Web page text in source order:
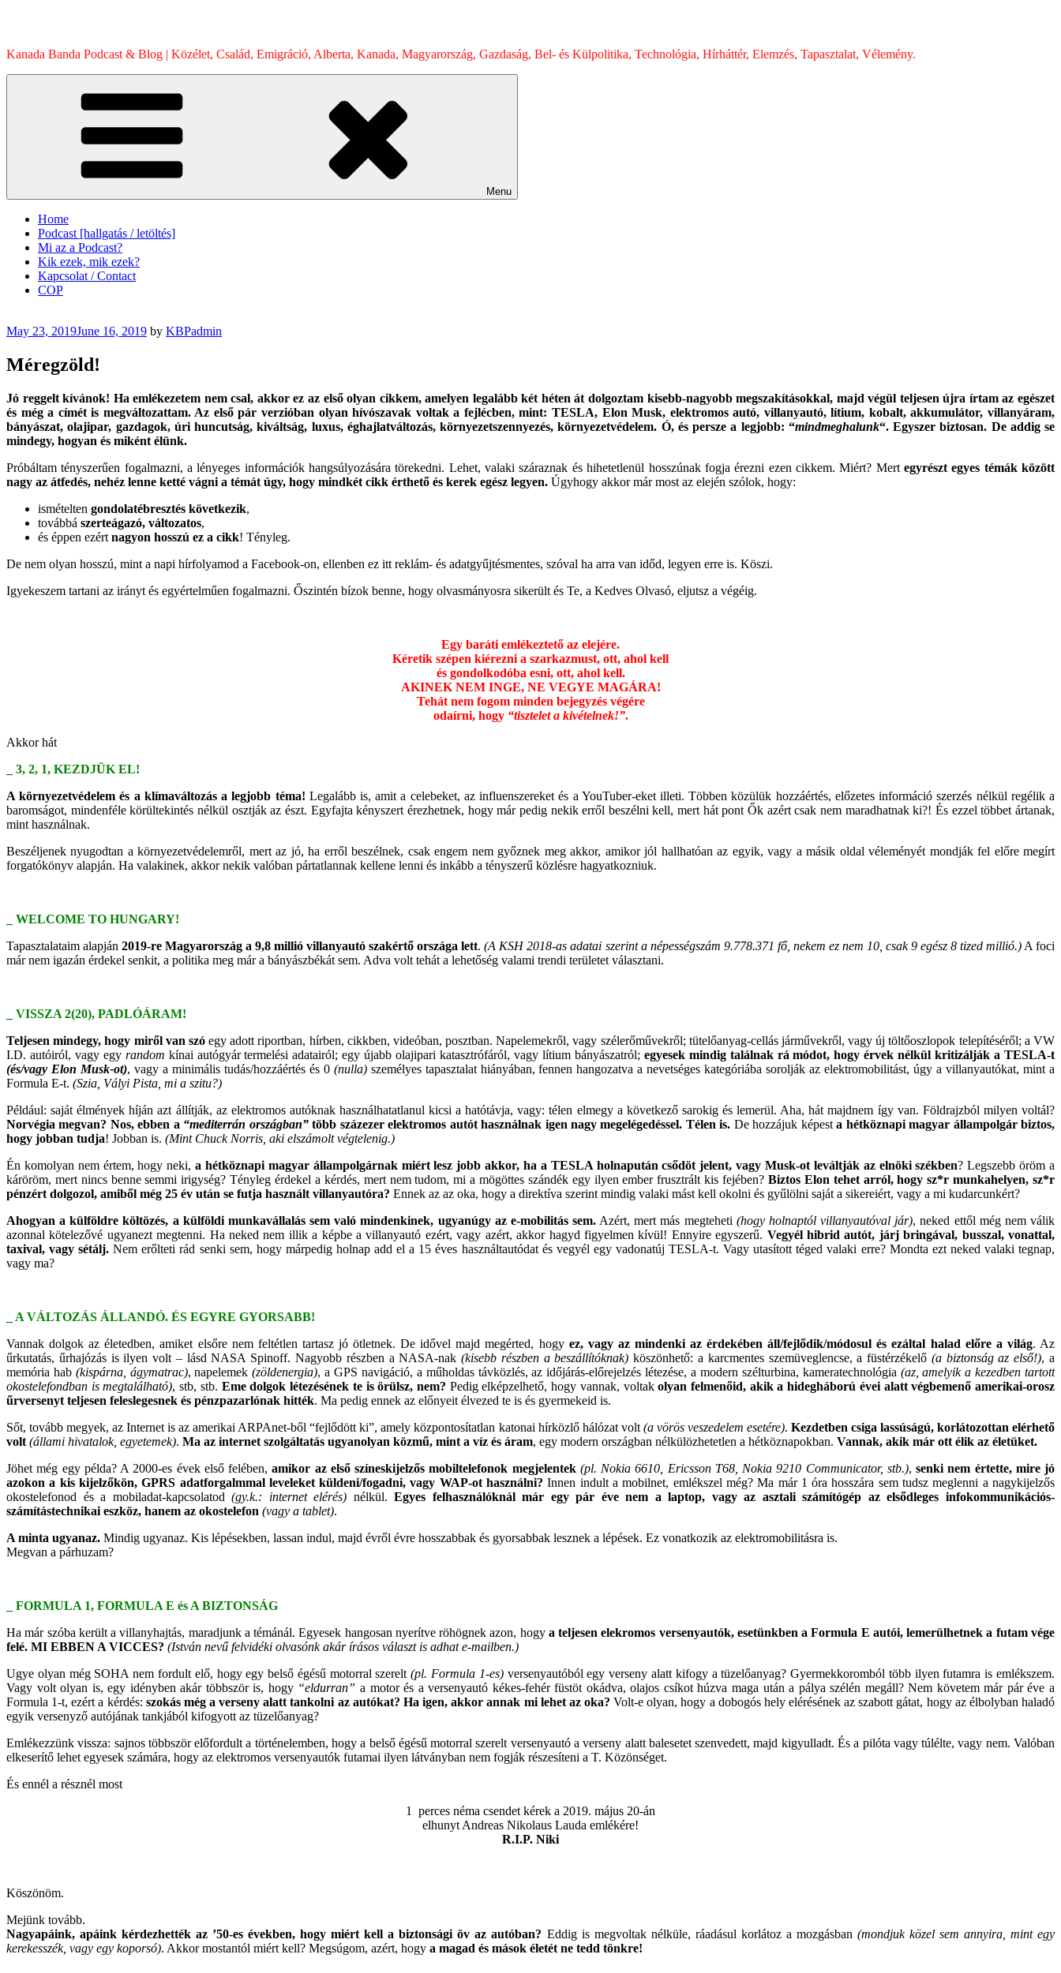
Kanada Banda Podcast & Blog | Közélet, Család, Emigráció, Alberta, Kanada, Magyarország, Gazdaság, Bel- és Külpolitika, Technológia, Hírháttér, Elemzés, Tapasztalat, Vélemény.
Menu
Home
Podcast [hallgatás / letöltés]
Mi az a Podcast?
Kik ezek, mik ezek?
Kapcsolat / Contact
COP
Posted
May 23, 2019June 16, 2019 by KBPadmin
Méregzöld!
Jó reggelt kívánok! Ha emlékezetem nem csal, akkor ez az első olyan cikkem, amelyen legalább két héten át dolgoztam kisebb-nagyobb megszakításokkal, majd végül teljesen újra írtam az egészet
és még a címét is megváltozattam. Az első pár verzióban olyan hívószavak voltak a fejlécben, mint: TESLA, Elon Musk, elektromos autó, villanyautó, lítium, kobalt, akkumulátor, villanyáram,
bányászat, olajipar, gazdagok, úri huncutság, kiváltság, luxus, éghajlatváltozás, környezetszennyezés, környezetvédelem. Ó, és persze a legjobb: “mindmeghalunk“. Egyszer biztosan. De addig se
mindegy, hogyan és miként élünk.
Próbáltam tényszerűen fogalmazni, a lényeges információk hangsúlyozására törekedni. Lehet, valaki száraznak és hihetetlenül hosszúnak fogja érezni ezen cikkem. Miért? Mert egyrészt egyes témák között
nagy az átfedés, nehéz lenne ketté vágni a témát úgy, hogy mindkét cikk érthető és kerek egész legyen. Úgyhogy akkor már most az elején szólok, hogy:
ismételten gondolatébresztés következik,
továbbá szerteágazó, változatos,
és éppen ezért nagyon hosszú ez a cikk! Tényleg.
De nem olyan hosszú, mint a napi hírfolyamod a Facebook-on, ellenben ez itt reklám- és adatgyűjtésmentes, szóval ha arra van időd, legyen erre is. Köszi.
Igyekeszem tartani az irányt és egyértelműen fogalmazni. Őszintén bízok benne, hogy olvasmányosra sikerült és Te, a Kedves Olvasó, eljutsz a végéig.
Egy baráti emlékeztető az elejére.
Kéretik szépen kiérezni a szarkazmust, ott, ahol kell
és gondolkodóba esni, ott, ahol kell.
AKINEK NEM INGE, NE VEGYE MAGÁRA!
Tehát nem fogom minden bejegyzés végére
odaírni, hogy “tisztelet a kivételnek!”.
Akkor hát
_ 3, 2, 1, KEZDJÜK EL!
A környezetvédelem és a klímaváltozás a legjobb téma! Legalább is, amit a celebeket, az influenszereket és a YouTuber-eket illeti. Többen közülük hozzáértés, előzetes információ szerzés nélkül regélik a
baromságot, mindenféle körültekintés nélkül osztják az észt. Egyfajta kényszert érezhetnek, hogy már pedig nekik erről beszélni kell, mert hát pont Ők azért csak nem maradhatnak ki?! És ezzel többet ártanak,
mint használnak.
Beszéljenek nyugodtan a környezetvédelemről, mert az jó, ha erről beszélnek, csak engem nem győznek meg akkor, amikor jól hallhatóan az egyik, vagy a másik oldal véleményét mondják fel előre megírt
forgatókönyv alapján. Ha valakinek, akkor nekik valóban pártatlannak kellene lenni és inkább a tényszerű közlésre hagyatkozniuk.
_ WELCOME TO HUNGARY!
Tapasztalataim alapján2019-re Magyarország a 9,8 millió villanyautó szakértő országa lett.(A KSH 2018-as adatai szerint a népességszám 9.778.371 fő, nekem ez nem 10, csak 9 egész 8 tized millió.)A foci
már nem igazán érdekel senkit, a politika meg már a bányászbékát sem. Adva volt tehát a lehetőség valami trendi területet választani.
_ VISSZA 2(20), PADLÓÁRAM!
Teljesen mindegy, hogy miről van szóegy adott riportban, hírben, cikkben, videóban, posztban. Napelemekről, vagy szélerőművekről; tütelőanyag-cellás járművekről, vagy új töltőoszlopok telepítéséről; a VW
I.D. autóiról, vagy egy random kínai autógyár termelési adatairól; egy újabb olajipari katasztrófáról, vagy lítium bányászatról; egyesek mindig találnak rá módot, hogy érvek nélkül kritizálják a TESLA-t
(és/vagy Elon Musk-ot), vagy a minimális tudás/hozzáértés és 0 (nulla)személyes tapasztalat hiányában, fennen hangozatva a nevetséges kategóriába sorolják az elektromobilitást, úgy a villanyautókat, mint a
Formula E-t. (Szia, Vályi Pista, mi a szitu?)
Például: saját élmények híján azt állítják, az elektromos autóknak használhatatlanul kicsi a hatótávja, vagy: télen elmegy a következő sarokig és lemerül. Aha, hát majdnem így van. Földrajzból milyen voltál?
Norvégia megvan? Nos, ebben a “mediterrán országban”több százezer elektromos autót használnak igen nagy megelégedéssel. Télen is. De hozzájuk képesta hétköznapi magyar állampolgár biztos,
hogy jobban tudja! Jobban is. (Mint Chuck Norris, aki elszámolt végtelenig.)
Én komolyan nem értem, hogy neki,a hétköznapi magyar állampolgárnak miért lesz jobb akkor, ha a TESLA holnapután csődöt jelent, vagy Musk-ot leváltják az elnöki székben? Legszebb öröm a
káröröm, mert nincs benne semmi irigység? Tényleg érdekel a kérdés, mert nem tudom, mi a mögöttes szándék egy ilyen ember frusztrált kis fejében? Biztos Elon tehet arról, hogy sz*r munkahelyen, sz*r
pénzért dolgozol, amiből még 25 év után se futja használt villanyautóra? Ennek az az oka, hogy a direktíva szerint mindig valaki mást kell okolni és gyűlölni saját a sikereiért, vagy a mi kudarcunkért?
Ahogyan a külföldre költözés, a külföldi munkavállalás sem való mindenkinek, ugyanúgy az e-mobilitás sem. Azért, mert más megteheti (hogy holnaptól villanyautóval jár), neked ettől még nem válik
azonnal kötelezővé ugyanezt megtenni. Ha neked nem illik a képbe a villanyautó ezért, vagy azért, akkor hagyd figyelmen kívül! Ennyire egyszerű. Vegyél hibrid autót, járj bringával, busszal, vonattal,
taxival, vagy sétálj. Nem erőlteti rád senki sem, hogy márpedig holnap add el a 15 éves használtautódat és vegyél egy vadonatúj TESLA-t. Vagy utasított téged valaki erre? Mondta ezt neked valaki tegnap,
vagy ma?
_ A VÁLTOZÁS ÁLLANDÓ. ÉS EGYRE GYORSABB!
Vannak dolgok az életedben, amiket elsőre nem feltétlen tartasz jó ötletnek. De idővel majd megérted, hogy ez, vagy az mindenki az érdekében áll/fejlődik/módosul és ezáltal halad előre a világ. Az
űrkutatás, űrhajózás is ilyen volt – lásd NASA Spinoff. Nagyobb részben a NASA-nak(kisebb részben a beszállítóknak) köszönhető: a karcmentes szemüveglencse, a füstérzékelő (a biztonság az első!), a
memória hab (kispárna, ágymatrac), napelemek(zöldenergia), a GPS navigáció, a műholdas távközlés, az időjárás-előrejelzés létezése, a modern szélturbina, kameratechnológia (az, amelyik a kezedben tartott
okostelefondban is megtalálható), stb, stb. Eme dolgok létezésének te is örülsz, nem? Pedig elképzelhető, hogy vannak, voltakolyan felmenőid, akik a hidegháború évei alatt végbemenő amerikai-orosz
űrversenyt teljesen feleslegesnek és pénzpazarlónak hitték. Ma pedig ennek az előnyeit élvezed te is és gyermekeid is.
Sőt, tovább megyek, az Internet is az amerikai ARPAnet-ből “fejlődött ki”, amely központosítatlan katonai hírközlő hálózat volt (a vörös veszedelem esetére). Kezdetben csiga lassúságú, korlátozottan elérhető
volt (állami hivatalok, egyetemek). Ma az internet szolgáltatás ugyanolyan közmű, mint a víz és áram, egy modern országban nélkülözhetetlen a hétköznapokban. Vannak, akik már ott élik az életüket.
Jöhet még egy példa? A 2000-es évek első felében,amikor az első színeskijelzős mobiltelefonok megjelentek (pl. Nokia 6610, Ericsson T68, Nokia 9210 Communicator, stb.), senki nem értette, mire jó
azokon a kis kijelzőkön, GPRS adatforgalmmal leveleket küldeni/fogadni, vagy WAP-ot használni? Innen indult a mobilnet, emlékszel még? Ma már 1 óra hosszára sem tudsz meglenni a nagykijelzős
okostelefonod és a mobiladat-kapcsolatod(gy.k.: internet elérés) nélkül.Egyes felhasználóknál már egy pár éve nem a laptop, vagy az asztali számítógép az elsődleges infokommunikációs-
számítástechnikai eszköz, hanem az okostelefon (vagy a tablet).
A minta ugyanaz. Mindig ugyanaz. Kis lépésekben, lassan indul, majd évről évre hosszabbak és gyorsabbak lesznek a lépések. Ez vonatkozik az elektromobilitásra is.
Megvan a párhuzam?
_ FORMULA 1, FORMULA E és A BIZTONSÁG
Ha már szóba került a villanyhajtás, maradjunk a témánál. Egyesek hangosan nyerítve röhögnek azon, hogy a teljesen elekromos versenyautók, esetünkben a Formula E autói, lemerülhetnek a futam vége
felé. MI EBBEN A VICCES? (István nevű felvidéki olvasónk akár írásos választ is adhat e-mailben.)
Ugye olyan még SOHA nem fordult elő, hogy egy belső égésű motorral szerelt(pl. Formula 1-es)versenyautóból egy verseny alatt kifogy a tüzelőanyag? Gyermekkoromból több ilyen futamra is emlékszem.
Vagy volt olyan is, egy idényben akár többször is, hogy “eldurran” a motor és a versenyautó kékes-fehér füstöt okádva, olajos csíkot húzva maga után a pálya szélén megáll? Nem követem már pár éve a
Formula 1-t, ezért a kérdés: szokás még a verseny alatt tankolni az autókat? Ha igen, akkor annak mi lehet az oka? Volt-e olyan, hogy a dobogós hely elérésének az szabott gátat, hogy az élbolyban haladó
egyik versenyző autójának tankjából kifogyott az tüzelőanyag?
Emlékezzünk vissza: sajnos többször előfordult a történelemben, hogy a belső égésű motorral szerelt versenyautó a verseny alatt balesetet szenvedett, majd kigyulladt. És a pilóta vagy túlélte, vagy nem. Valóban
elkeserítő lehet egyesek számára, hogy az elektromos versenyautók futamai ilyen látványban nem fogják részesíteni a T. Közönséget.
És ennél a résznél most
1 perces néma csendet kérek a 2019. május 20-án
elhunyt Andreas Nikolaus Lauda emlékére!
R.I.P. Niki
Köszönöm.
Mejünk tovább.
Nagyapáink, apáink kérdezhették az ’50-es években, hogy miért kell a biztonsági öv az autóban? Eddig is megvoltak nélküle, ráadásul korlátoz a mozgásban (mondjuk közel sem annyira, mint egy
kerekesszék, vagy egy koporsó). Akkor mostantól miért kell? Megsúgom, azért, hogy a magad és mások életét ne tedd tönkre!